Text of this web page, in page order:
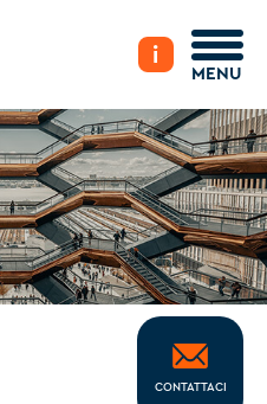
i
MENU
CONTATTACI